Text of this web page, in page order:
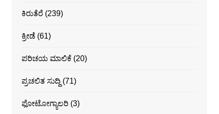
ಕಿರುತೆರೆ(239)
ಕ್ರೀಡೆ(61)
ಪರಿಚಯ ಮಾಲಿಕೆ(20)
ಪ್ರಚಲಿತ ಸುದ್ದಿ (71)
ಫೋಟೋಗ್ಯಾಲರಿ(3)